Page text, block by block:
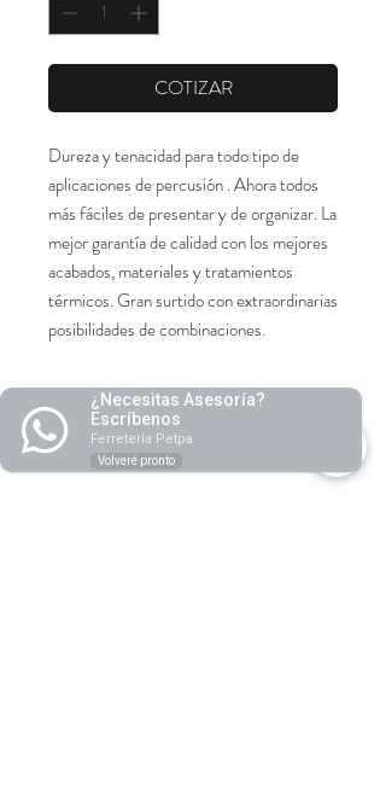
COTIZAR
Dureza y tenacidad para todo tipo de
aplicaciones de percusión . Ahora todos
más fáciles de presentar y de organizar. La
mejor garantía de calidad con los mejores
acabados, materiales y tratamientos
térmicos. Gran surtido con extraordinarias
posibilidades de combinaciones.
Caracteristicas
- Acabado Niquel Negro Brillante
- Dureza 56-58 HRC
¿Necesitas Asesoría?
Escríbenos
Ferretería Petpa
Volveré pronto